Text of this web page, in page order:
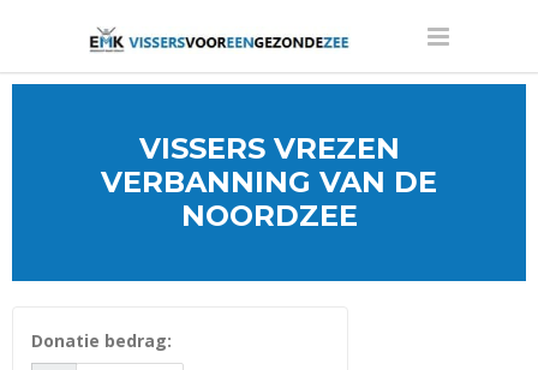
VISSERS VREZEN
VERBANNING VAN DE
NOORDZEE
Donatie bedrag: